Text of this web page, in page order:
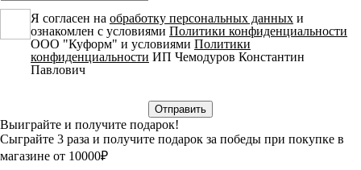
Я согласен на обработку персональных данных и
ознакомлен с условиями Политики конфиденциальности
ООО "Куформ" и условиями Политики
конфиденциальности ИП Чемодуров Константин
Павлович
Выиграйте и получите подарок!
Сыграйте 3 раза и получите подарок за победы при покупке в
магазине от 10000₽